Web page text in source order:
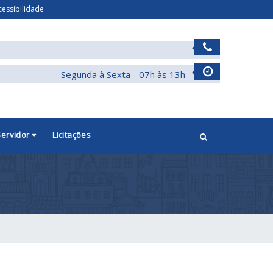
Segunda à Sexta - 07h às 13h
Licitações